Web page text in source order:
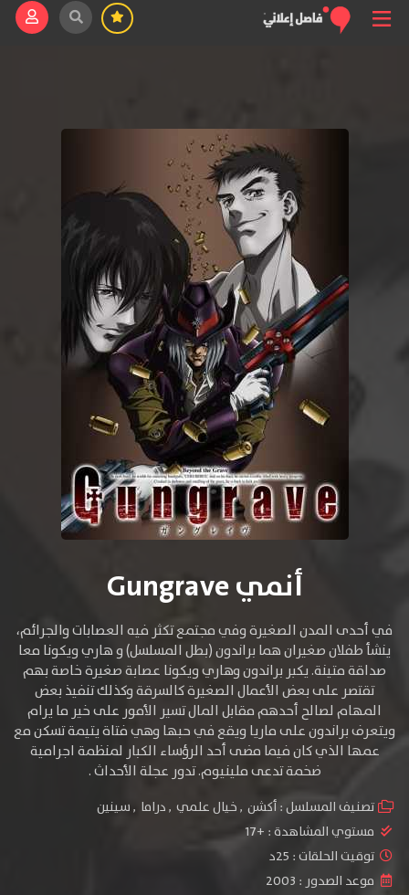
أنمي Gungrave
في أحدى المدن الصغيرة وفي مجتمع تكثر فيه العصابات والجرائم،
ينشأ طفلان صغيران هما براندون (بطل المسلسل) و هاري ويكونا معا
صداقة متينة. يكبر براندون وهاري ويكونا عصابة صغيرة خاصة بهم
تقتصر على بعض الأعمال الصغيرة كالسرقة وكذلك تنفيذ بعض
المهام لصالح أحدهم مقابل المال تسير الأمور على خير ما يرام
ويتعرف براندون على ماريا ويقع في حبها وهي فتاة يتيمة تسكن مع
عمها الذي كان فيما مضى أحد الرؤساء الكبار لمنظمة اجرامية
ضخمة تدعى ملينيوم. تدور عجلة الأحداث .
تصنيف المسلسل :أكشن ,خيال علمي ,دراما ,سينين
مستوي المشاهدة : +17
توقيت الحلقات : 25د
موعد الصدور : 2003